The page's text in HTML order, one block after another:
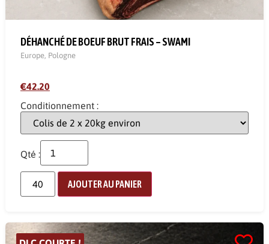
DÉHANCHÉ DE BOEUF BRUT FRAIS – SWAMI
Europe, Pologne
€42.20
Conditionnement :
Qté :
AJOUTER AU PANIER